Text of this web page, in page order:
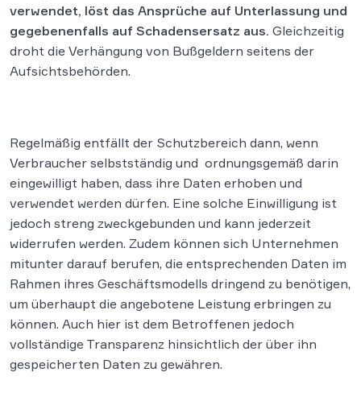
verwendet, löst das Ansprüche auf Unterlassung und
gegebenenfalls auf Schadensersatz aus. Gleichzeitig
droht die Verhängung von Bußgeldern seitens der
Aufsichtsbehörden.
Regelmäßig entfällt der Schutzbereich dann, wenn
Verbraucher selbstständig und ordnungsgemäß darin
eingewilligt haben, dass ihre Daten erhoben und
verwendet werden dürfen. Eine solche Einwilligung ist
jedoch streng zweckgebunden und kann jederzeit
widerrufen werden. Zudem können sich Unternehmen
mitunter darauf berufen, die entsprechenden Daten im
Rahmen ihres Geschäftsmodells dringend zu benötigen,
um überhaupt die angebotene Leistung erbringen zu
können. Auch hier ist dem Betroffenen jedoch
vollständige Transparenz hinsichtlich der über ihn
gespeicherten Daten zu gewähren.